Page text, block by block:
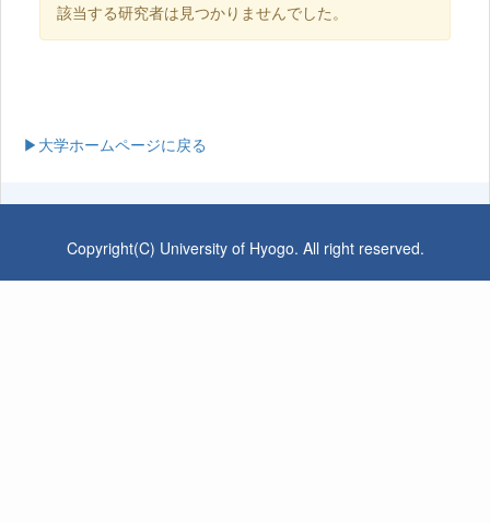
該当する研究者は見つかりませんでした。
▶大学ホームページに戻る
Copyright(C) University of Hyogo. All right reserved.